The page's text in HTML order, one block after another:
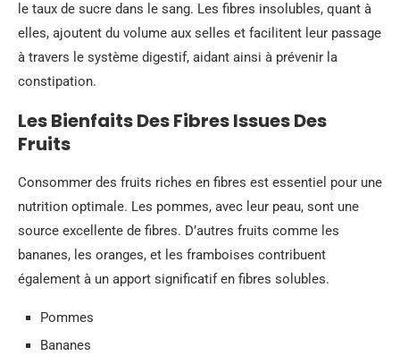
le taux de sucre dans le sang. Les fibres insolubles, quant à
elles, ajoutent du volume aux selles et facilitent leur passage
à travers le système digestif, aidant ainsi à prévenir la
constipation.
Les Bienfaits Des Fibres Issues Des
Fruits
Consommer des fruits riches en fibres est essentiel pour une
nutrition optimale. Les pommes, avec leur peau, sont une
source excellente de fibres. D’autres fruits comme les
bananes, les oranges, et les framboises contribuent
également à un apport significatif en fibres solubles.
Pommes
Bananes